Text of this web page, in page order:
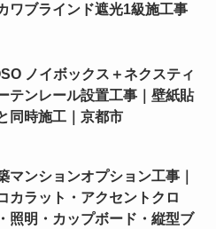
ワブラインド遮光1級施工事
ノイボックス＋ネクスティ
テンレール設置工事｜壁紙貼
同時施工｜京都市
マンションオプション工事｜
カラット・アクセントクロ
照明・カップボード・縦型ブ